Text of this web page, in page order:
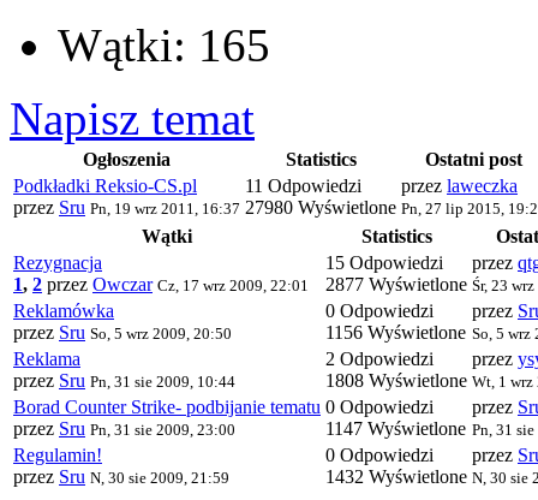
Wątki: 165
Napisz temat
Ogłoszenia Statistics
Ostatni post
Podkładki Reksio-CS.pl
przez Sru Pn, 19 wrz 2011, 16:37
11 Odpowiedzi
27980 Wyświetlone
przez laweczka
Pn, 27 lip 2015,
Wątki Statistics
Rezygnacja
1, 2 przez Owczar Cz, 17 wrz 2009, 22:01
15 Odpowiedzi
2877 Wyświetlone
przez
Śr, 23
Reklamówka
przez Sru So, 5 wrz 2009, 20:50
0 Odpowiedzi
1156 Wyświetlone
przez
So, 5 wrz
Reklama
przez Sru Pn, 31 sie 2009, 10:44
2 Odpowiedzi
1808 Wyświetlone
przez
Wt, 1 wrz
Borad Counter Strike- podbijanie tematu
przez Sru Pn, 31 sie 2009, 23:00
0 Odpowiedzi
1147 Wyświetlone
przez
Pn, 31
Regulamin!
przez Sru N, 30 sie 2009, 21:59
0 Odpowiedzi
1432 Wyświetlone
przez
N, 30 sie